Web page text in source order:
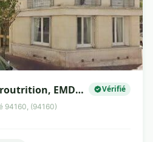
EMDR
Wingwave
Vérifié
94160, (94160)